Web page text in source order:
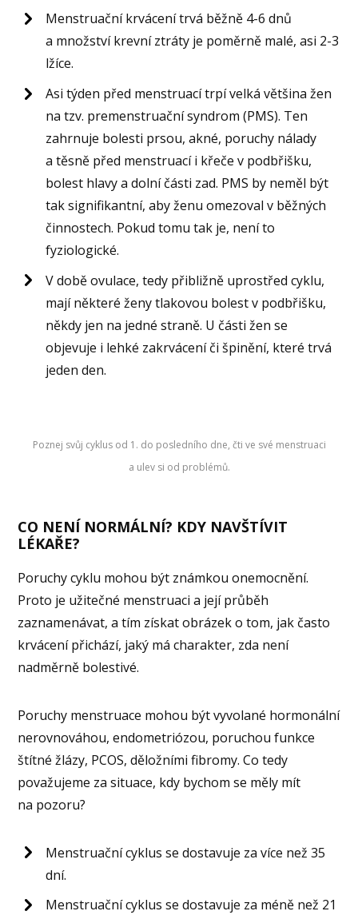
Menstruační krvácení trvá běžně 4-6 dnů
a množství krevní ztráty je poměrně malé, asi 2-3
lžíce.
Asi týden před menstruací trpí velká většina žen
na tzv. premenstruační syndrom (PMS). Ten
zahrnuje bolesti prsou, akné, poruchy nálady
a těsně před menstruací i křeče v podbřišku,
bolest hlavy a dolní části zad. PMS by neměl být
tak signifikantní, aby ženu omezoval v běžných
činnostech. Pokud tomu tak je, není to
fyziologické.
V době ovulace, tedy přibližně uprostřed cyklu,
mají některé ženy tlakovou bolest v podbřišku,
někdy jen na jedné straně. U části žen se
objevuje i lehké zakrvácení či špinění, které trvá
jeden den.
Poznej svůj cyklus od 1. do posledního dne, čti ve své menstruaci
a ulev si od problémů.
CO NENÍ NORMÁLNÍ? KDY NAVŠTÍVIT
LÉKAŘE?
Poruchy cyklu mohou být známkou onemocnění.
Proto je užitečné menstruaci a její průběh
zaznamenávat, a tím získat obrázek o tom, jak často
krvácení přichází, jaký má charakter, zda není
nadměrně bolestivé.
Poruchy menstruace mohou být vyvolané hormonální
nerovnováhou, endometriózou, poruchou funkce
štítné žlázy, PCOS, děložními fibromy. Co tedy
považujeme za situace, kdy bychom se měly mít
na pozoru?
Menstruační cyklus se dostavuje za více než 35
dní.
Menstruační cyklus se dostavuje za méně než 21